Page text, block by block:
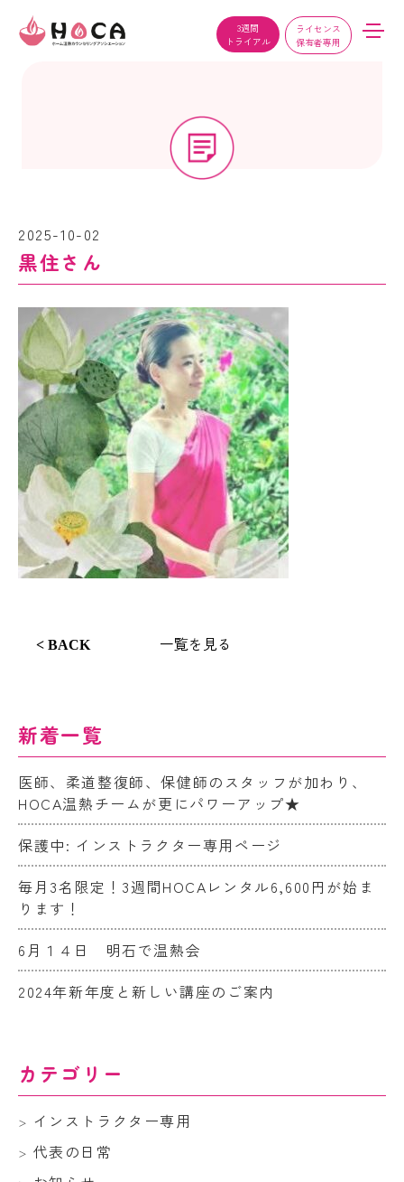
3週間
トライアル
ライセンス
保有者専用
2025-10-02
黒住さん
< BACK 一覧を見る
新着一覧
医師、柔道整復師、保健師のスタッフが加わり、
HOCA温熱チームが更にパワーアップ★
保護中: インストラクター専用ページ
毎月3名限定！3週間HOCAレンタル6,600円が始ま
ります！
6月１４日 明石で温熱会
2024年新年度と新しい講座のご案内
カテゴリー
インストラクター専用
代表の日常